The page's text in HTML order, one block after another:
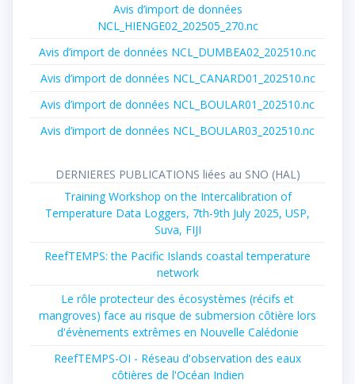
Avis d’import de données
NCL_HIENGE02_202505_270.nc
Avis d’import de données NCL_DUMBEA02_202510.nc
Avis d’import de données NCL_CANARD01_202510.nc
Avis d’import de données NCL_BOULAR01_202510.nc
Avis d’import de données NCL_BOULAR03_202510.nc
DERNIERES PUBLICATIONS liées au SNO (HAL)
Training Workshop on the Intercalibration of
Temperature Data Loggers, 7th-9th July 2025, USP,
Suva, FIJI
ReefTEMPS: the Pacific Islands coastal temperature
network
Le rôle protecteur des écosystèmes (récifs et
mangroves) face au risque de submersion côtière lors
d'évènements extrêmes en Nouvelle Calédonie
ReefTEMPS-OI - Réseau d'observation des eaux
côtières de l'Océan Indien